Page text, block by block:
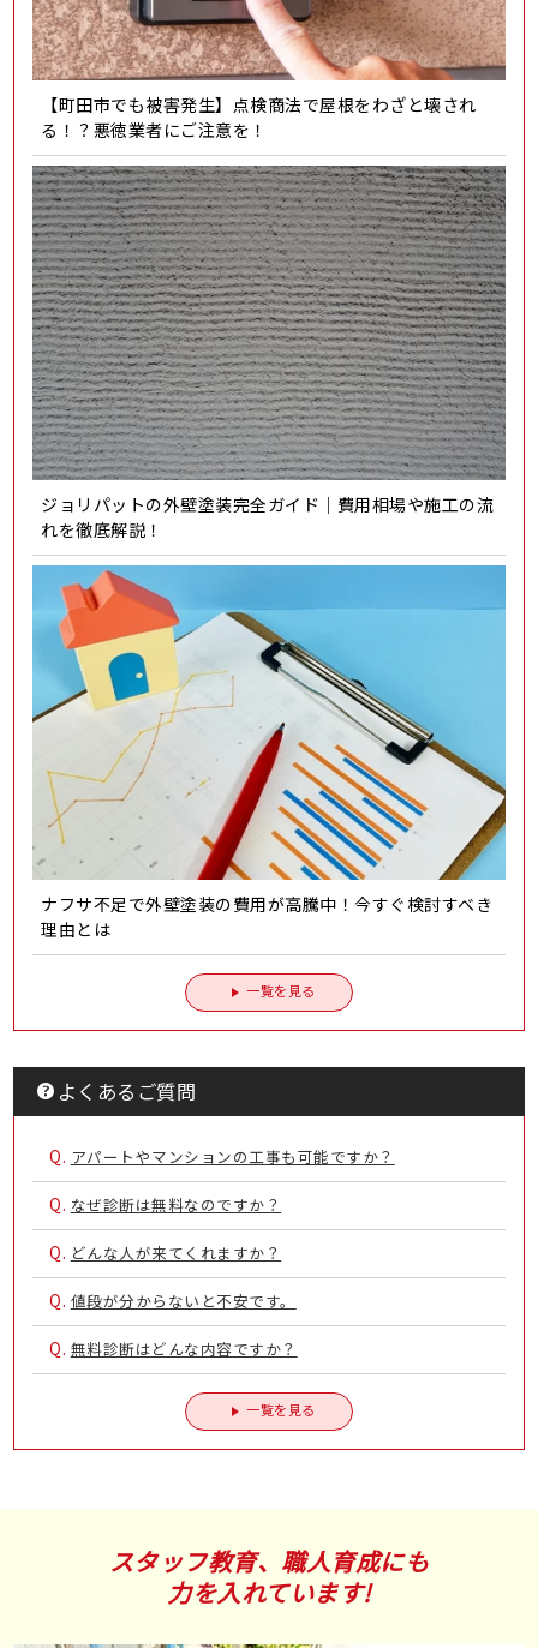
【町田市でも被害発生】点検商法で屋根をわざと壊され
る！？悪徳業者にご注意を！
ジョリパットの外壁塗装完全ガイド｜費用相場や施工の流
れを徹底解説！
ナフサ不足で外壁塗装の費用が高騰中！今すぐ検討すべき
理由とは
一覧を見る
よくあるご質問
Q. アパートやマンションの工事も可能ですか？
Q. なぜ診断は無料なのですか？
Q. どんな人が来てくれますか？
Q. 値段が分からないと不安です。
Q. 無料診断はどんな内容ですか？
一覧を見る
スタッフ教育、職人育成にも
力を入れています!